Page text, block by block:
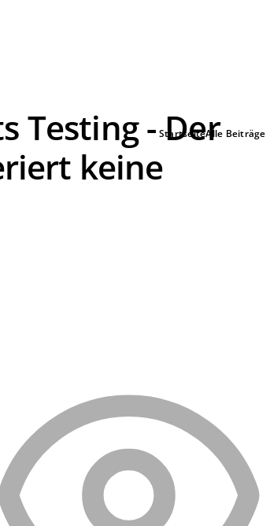
StartseiteAlle Beiträge
Testing - Der
keine